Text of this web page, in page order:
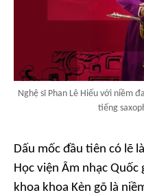
Nghệ sĩ Phan Lê Hiếu với niềm
tiếng
Dấu mốc đầu tiên có lẽ
Học viện Âm nhạc
khoa khoa Kèn gõ là